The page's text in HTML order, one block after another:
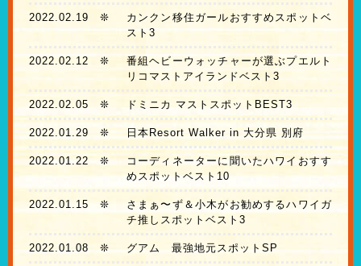
2022.02.19 ❊
カンクン移住ガールおすすめスポットベ
スト3
2022.02.12 ❊
番組ヘビーウォッチャーが選ぶプエルト
リコマストアイランドベスト3
2022.02.05 ❊ ドミニカ マストスポットBEST3
2022.01.29 ❊ 日本Resort Walker in 大分県 別府
2022.01.22❊
コーディネーターに聞いたハワイおすす
めスポットベスト10
2022.01.15 ❊
さまぁ〜ず＆小木がお勧めするハワイガ
チ推しスポットベスト3
2022.01.08❊ グアム 最強地元スポットSP